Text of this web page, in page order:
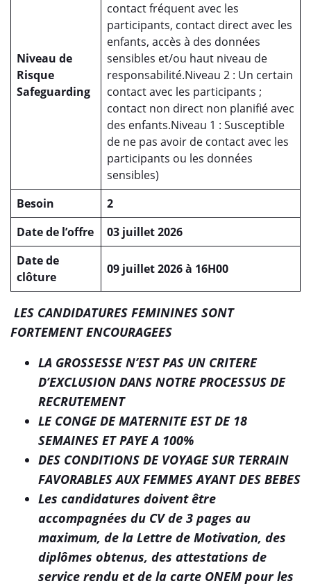
Niveau de
Risque
Safeguarding
contact fréquent avec les
participants, contact direct avec les
enfants, accès à des données
sensibles et/ou haut niveau de
responsabilité.Niveau 2 : Un certain
contact avec les participants ;
contact non direct non planifié avec
des enfants.Niveau 1 : Susceptible
de ne pas avoir de contact avec les
participants ou les données
sensibles)
Besoin
2
Date de l’offre
03 juillet 2026
Date de
clôture
09 juillet 2026 à 16H00
LES CANDIDATURES FEMININES SONT
FORTEMENT ENCOURAGEES
LA GROSSESSE N’EST PAS UN CRITERE
D’EXCLUSION DANS NOTRE PROCESSUS DE
RECRUTEMENT
LE CONGE DE MATERNITE EST DE 18
SEMAINES ET PAYE A 100%
DES CONDITIONS DE VOYAGE SUR TERRAIN
FAVORABLES AUX FEMMES AYANT DES BEBES
Les candidatures doivent être
accompagnées du CV de 3 pages au
maximum, de la Lettre de Motivation, des
diplômes obtenus, des attestations de
service rendu et de la carte ONEM pour les